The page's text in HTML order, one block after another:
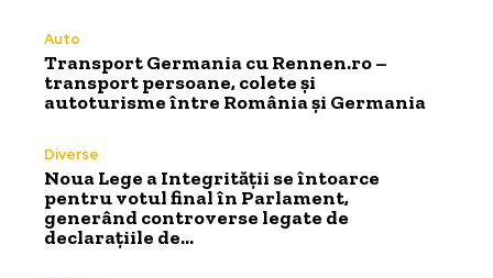
Auto
Transport Germania cu Rennen.ro –
transport persoane, colete și
autoturisme între România și Germania
Diverse
Noua Lege a Integrității se întoarce
pentru votul final în Parlament,
generând controverse legate de
declarațiile de…